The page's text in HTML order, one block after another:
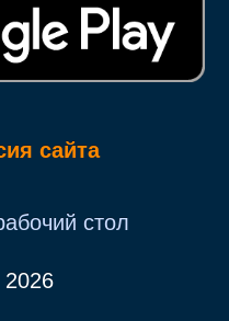
сайта
стол